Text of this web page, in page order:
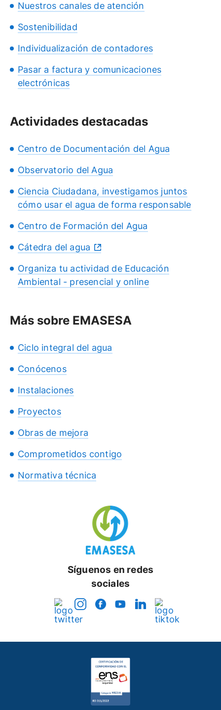
Nuestros canales de atención
Sostenibilidad
Individualización de contadores
Pasar a factura y comunicaciones
electrónicas
Actividades destacadas
Centro de Documentación del Agua
Observatorio del Agua
Ciencia Ciudadana, investigamos juntos
cómo usar el agua de forma responsable
Centro de Formación del Agua
Cátedra del agua
Organiza tu actividad de Educación
Ambiental - presencial y online
Más sobre EMASESA
Ciclo integral del agua
Conócenos
Instalaciones
Proyectos
Obras de mejora
Comprometidos contigo
Normativa técnica
Síguenos en redes
sociales